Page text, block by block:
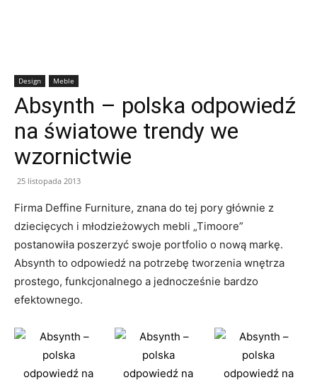
Design Meble
Absynth – polska odpowiedź
na światowe trendy we
wzornictwie
25 listopada 2013
Firma Deffine Furniture, znana do tej pory głównie z
dziecięcych i młodzieżowych mebli „Timoore”
postanowiła poszerzyć swoje portfolio o nową markę.
Absynth to odpowiedź na potrzebę tworzenia wnętrza
prostego, funkcjonalnego a jednocześnie bardzo
efektownego.